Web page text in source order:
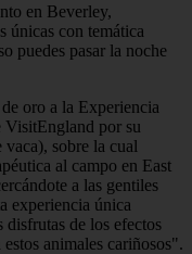
en Beverley,
únicas con temática
puedes pasar la noche
oro a la Experiencia
VisitEngland por su
sobre la cual
al campo en East
a las gentiles
experiencia única
disfrutas de los efectos
animales cariñosos".